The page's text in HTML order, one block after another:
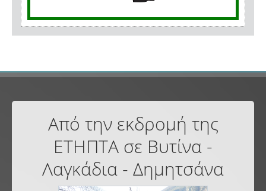
Από την εκδρομή της
ΕΤΗΠΤΑ σε Βυτίνα -
Λαγκάδια - Δημητσάνα